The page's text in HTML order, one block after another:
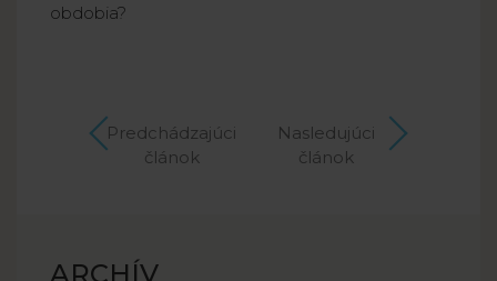
obdobia?
Predchádzajúci
článok
Nasledujúci
článok
ARCHÍV